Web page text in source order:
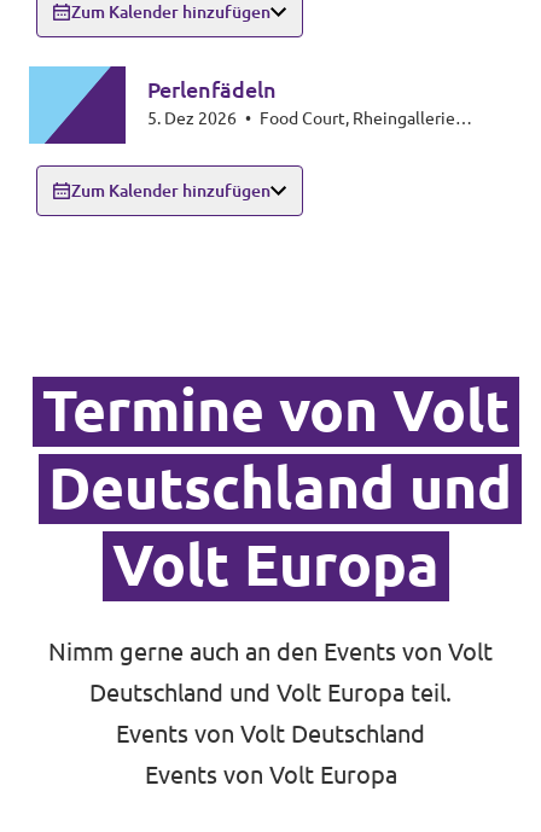
Zum Kalender hinzufügen
Perlenfädeln
5. Dez 2026 •
Zum Kalender hinzufügen
Termine von Volt
Deutschland und
Volt Europa
Nimm gerne auch an den Events von Volt
Deutschland und Volt Europa teil.
Events von Volt Deutschland
Events von Volt Europa